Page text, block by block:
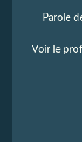
Parole
Voir le